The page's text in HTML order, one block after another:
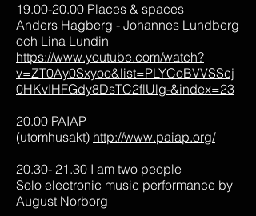
19.00-20.00 Places & spaces
Anders Hagberg - Johannes Lundberg
och Lina Lundin
https://www.youtube.com/watch?
v=ZT0Ay0Sxyoo&list=PLYCoBVVSScj
0HKvIHFGdy8DsTC2flUlg-&index=23
20.00 PAIAP
(utomhusakt) http://www.paiap.org/
20.30- 21.30 I am two people
Solo electronic music performance by
August Norborg